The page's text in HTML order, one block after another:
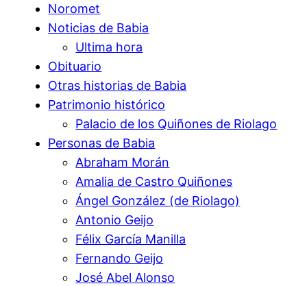
Noromet
Noticias de Babia
Ultima hora
Obituario
Otras historias de Babia
Patrimonio histórico
Palacio de los Quiñones de Riolago
Personas de Babia
Abraham Morán
Amalia de Castro Quiñones
Ángel González (de Riolago)
Antonio Geijo
Félix García Manilla
Fernando Geijo
José Abel Alonso